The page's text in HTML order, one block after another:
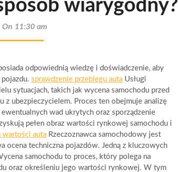
wiarygodny?
On 11:30 am
odpowiednią wiedzę i doświadczenie, aby
sprawdzenie przebiegu auta Usługi
sytuacjach, takich jak wycena samochodu przed
z ubezpieczycielem. Proces ten obejmuje analizę
wad ukrytych oraz sporządzenie
pełen obraz wartości rynkowej samochodu i
wartości auta Rzeczoznawca samochodowy jest
ocena techniczna pojazdów. Jedną z kluczowych
samochodu to proces, który polega na
oraz określeniu jego wartości rynkowej. W tym